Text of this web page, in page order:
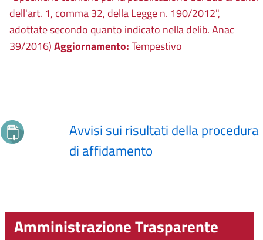
dell'art. 1, comma 32, della Legge n. 190/2012",
adottate secondo quanto indicato nella delib. Anac
39/2016)Aggiornamento:Tempestivo
Avvisi sui risultati della procedura
di affidamento
Amministrazione Trasparente